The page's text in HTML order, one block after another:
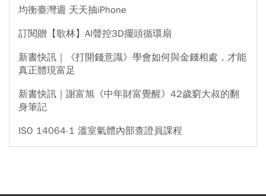
均衡臺灣週 天天抽iPhone
訂閱贈【歌林】AI聲控3D擺頭循環扇
新書快訊｜《打開錢意識》學會如何與金錢相處，才能
真正體現富足
新書快訊｜謝富旭《中年財富覺醒》42歲窮大叔的翻
身筆記
ISO 14064-1 溫室氣體內部查證員課程